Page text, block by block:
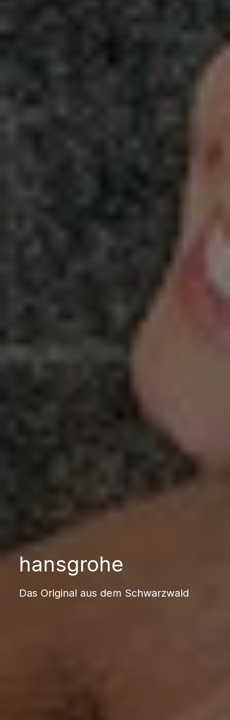
hansgrohe
Das Original aus dem Schwarzwald